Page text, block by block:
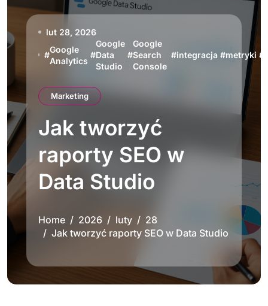
lut 28, 2026
#
Google
Analytics
#
Google
Data
Studio
#
Google
Search
Console
#integracja #metryki #
Marketing
Jak tworzyć
raporty SEO w
Data Studio
Home 2026 luty
28
Jak tworzyć raporty SEO w Data Studio